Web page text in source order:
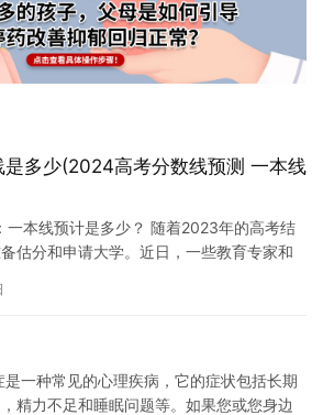
多少(2024高考分数线预测 一本线
一本线预计是多少？ 随着2023年的高考结
估分和申请大学。近日，一些教育专家和
一种常见的心理疾病，它的症状包括长期
精力不足和睡眠问题等。如果您或您身边